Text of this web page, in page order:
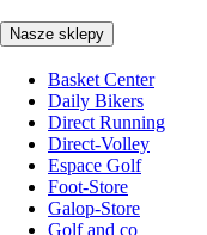
Nasze sklepy
Basket Center
Daily Bikers
Direct Running
Direct-Volley
Espace Golf
Foot-Store
Galop-Store
Golf and co